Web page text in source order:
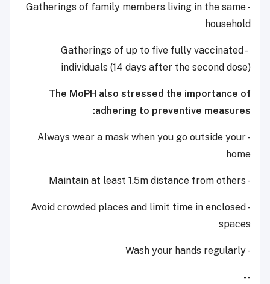
- Gatherings of family members living in the same
household
- Gatherings of up to five fully vaccinated
individuals (14 days after the second dose)
The MoPH also stressed the importance of
adhering to preventive measures:
- Always wear a mask when you go outside your
home
- Maintain at least 1.5m distance from others
- Avoid crowded places and limit time in enclosed
spaces
- Wash your hands regularly
--